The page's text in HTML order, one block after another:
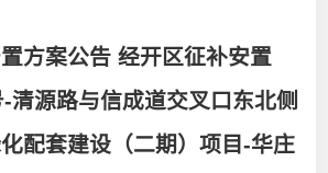
方案公告 经开区征补安置
-清源路与信成道交叉口东北侧
配套建设（二期）项目-华庄